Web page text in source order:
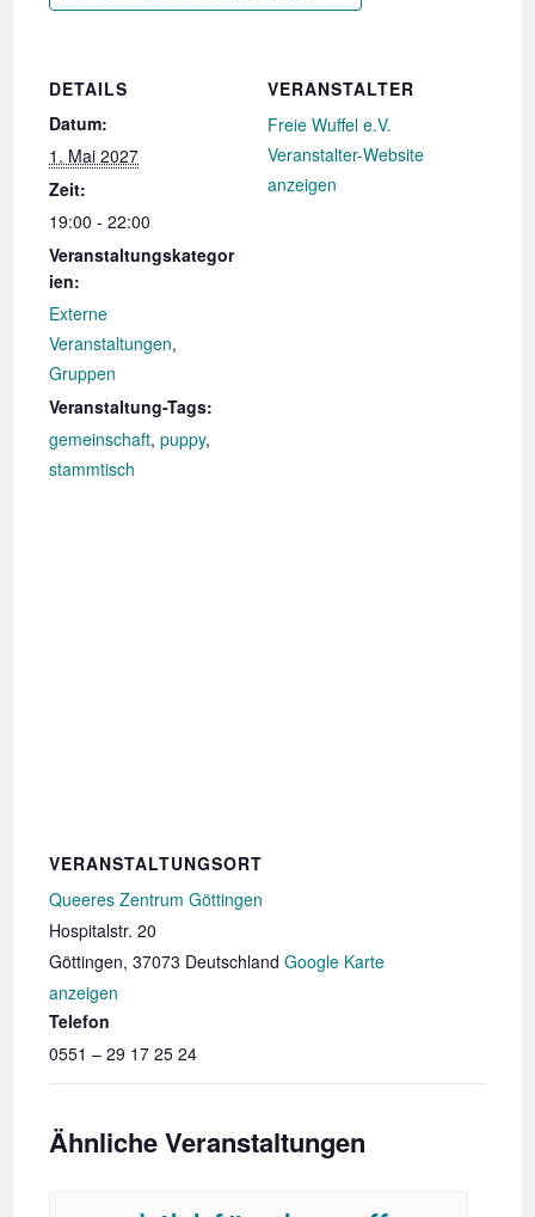
DETAILS
Datum:
1. Mai 2027
Zeit:
19:00 - 22:00
Veranstaltungskategor
ien:
Externe
Veranstaltungen,
Gruppen
Veranstaltung-Tags:
gemeinschaft,puppy,
stammtisch
VERANSTALTER
Freie Wuffel e.V.
Veranstalter-Website
anzeigen
VERANSTALTUNGSORT
Queeres Zentrum Göttingen
Hospitalstr. 20
Göttingen, 37073 Deutschland Google Karte
anzeigen
Telefon
0551 – 29 17 25 24
Ähnliche Veranstaltungen